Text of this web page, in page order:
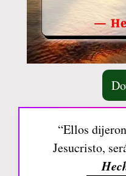
“Ellos
Jesucristo,